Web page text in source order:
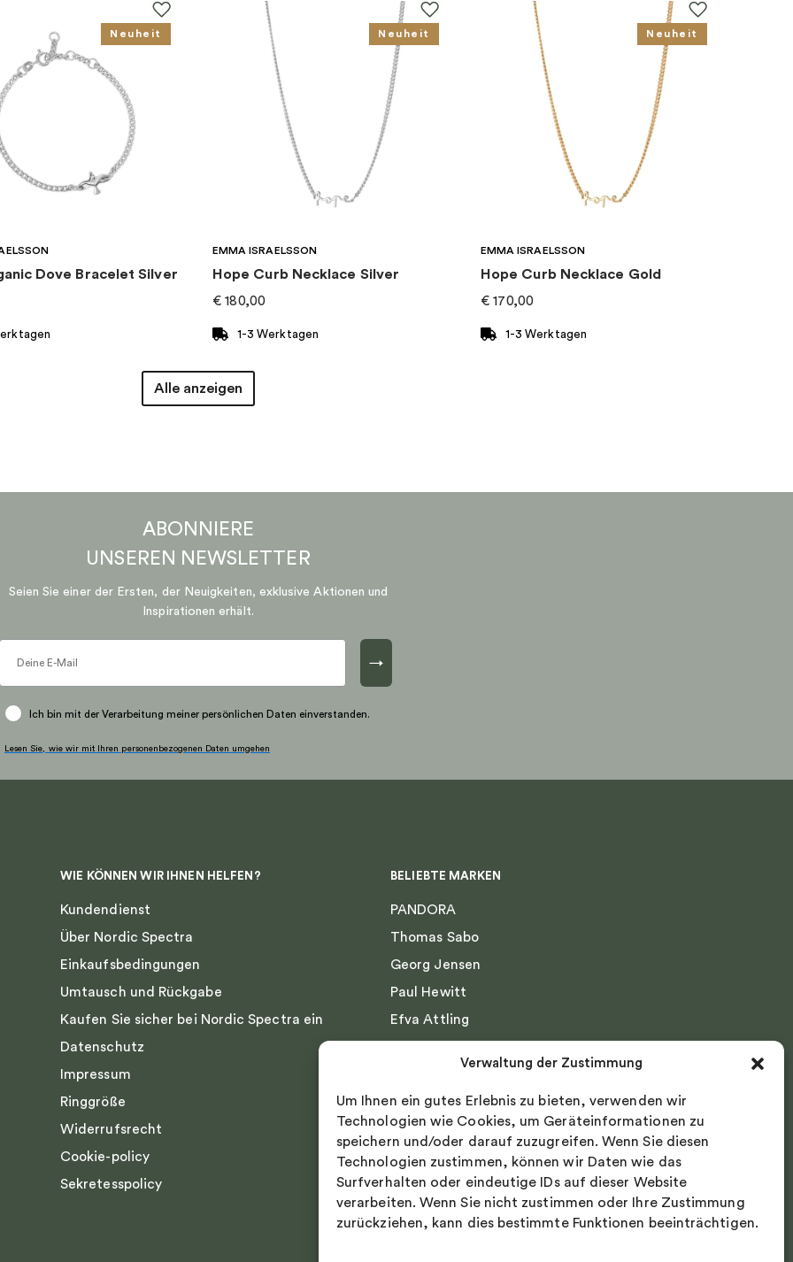
Verwaltung der Zustimmung
Um Ihnen ein gutes Erlebnis zu bieten, verwenden wir
Technologien wie Cookies, um Geräteinformationen zu
speichern und/oder darauf zuzugreifen. Wenn Sie diesen
Technologien zustimmen, können wir Daten wie das
Surfverhalten oder eindeutige IDs auf dieser Website
verarbeiten. Wenn Sie nicht zustimmen oder Ihre Zustimmung
zurückziehen, kann dies bestimmte Funktionen beeinträchtigen.
Neuheit
Dove Bracelet Silver
Neuheit
EMMA ISRAELSSON
Hope Curb Necklace Silver
€ 180,00
1-3 Werktagen
Neuheit
EMMA ISRAELSSON
Hope Curb Necklace Gold
€ 170,00
1-3 Werktagen
Alle anzeigen
ABONNIERE
UNSEREN NEWSLETTER
Seien Sie einer der Ersten, der Neuigkeiten, exklusive Aktionen und
Inspirationen erhält.
→
Ich bin mit der Verarbeitung meiner persönlichen Daten einverstanden.
Lesen Sie, wie wir mit Ihren personenbezogenen Daten umgehen
WIE KÖNNEN WIR IHNEN HELFEN?
Kundendienst
Über Nordic Spectra
Einkaufsbedingungen
Umtausch und Rückgabe
Kaufen Sie sicher bei Nordic Spectra ein
Datenschutz
Impressum
Ringgröße
Widerrufsrecht
Cookie-policy
Sekretesspolicy
BELIEBTE MARKEN
PANDORA
Thomas Sabo
Georg Jensen
Paul Hewitt
Efva Attling
Nordic Spectra